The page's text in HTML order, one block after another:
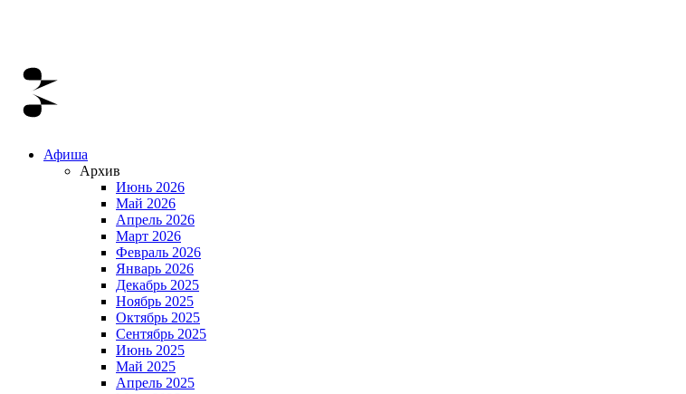
Афиша
Архив
Июнь 2026
Май 2026
Апрель 2026
Март 2026
Февраль 2026
Январь 2026
Декабрь 2025
Ноябрь 2025
Октябрь 2025
Сентябрь 2025
Июнь 2025
Май 2025
Апрель 2025